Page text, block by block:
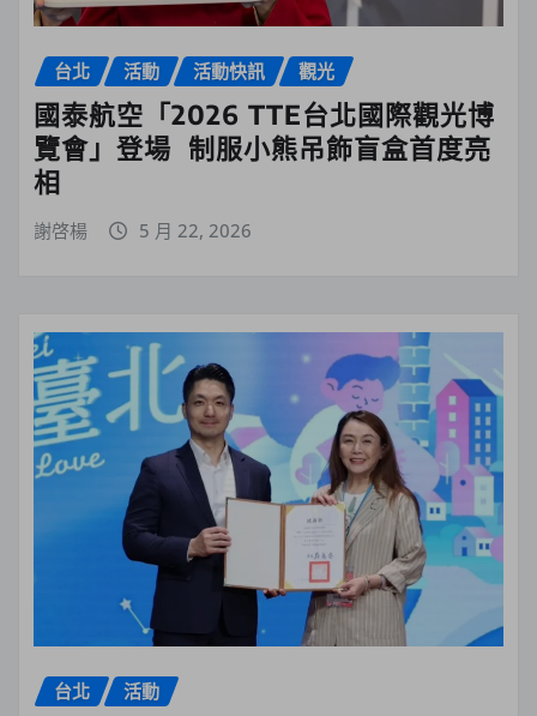
台北 活動 活動快訊 觀光
國泰航空「2026 TTE台北國際觀光博
覽會」登場 制服小熊吊飾盲盒首度亮
相
謝啓楊 5 月 22, 2026
台北 活動